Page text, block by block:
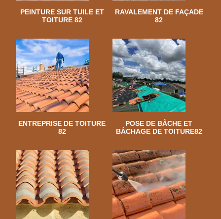
PEINTURE SUR TUILE ET
TOITURE 82
RAVALEMENT DE FAÇADE
82
ENTREPRISE DE TOITURE
82
POSE DE BÂCHE ET
BÂCHAGE DE TOITURE82